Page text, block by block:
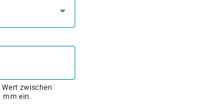
Wert zwischen
mm ein.